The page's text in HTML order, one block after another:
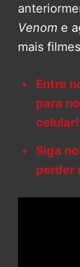
Venom e
mais
Entre
para
celular!
Siga
perder